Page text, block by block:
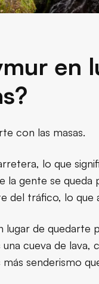
en
con las masas.
lo que
la gente se
tráfico, lo que
de quedarte
cueva de
senderismo